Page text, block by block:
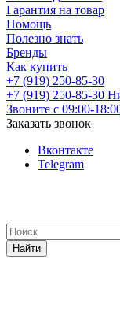
Гарантия на товар
Помощь
Полезно знать
Бренды
Как купить
+7 (919) 250-85-30
+7 (919) 250-85-30
Звоните с 09:00-
Заказать звонок
Вконтакте
Telegram
Найти